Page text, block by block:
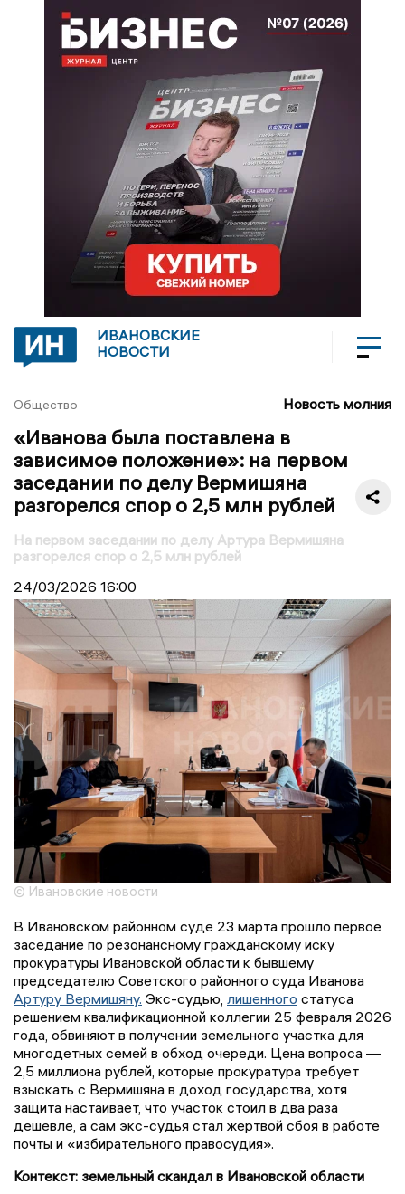
ИВАНОВСКИЕ
НОВОСТИ
Общество Новость молния
«Иванова была поставлена в
зависимое положение»: на первом
заседании по делу Вермишяна
разгорелся спор о 2,5 млн рублей
На первом заседании по делу Артура Вермишяна
разгорелся спор о 2,5 млн рублей
24/03/2026 16:00
© Ивановские новости
В Ивановском районном суде 23 марта прошло первое
заседание по резонансному гражданскому иску
прокуратуры Ивановской области к бывшему
председателю Советского районного суда Иванова
Артуру Вермишяну. Экс-судью, лишенного статуса
решением квалификационной коллегии 25 февраля 2026
года, обвиняют в получении земельного участка для
многодетных семей в обход очереди. Цена вопроса —
2,5 миллиона рублей, которые прокуратура требует
взыскать с Вермишяна в доход государства, хотя
защита настаивает, что участок стоил в два раза
дешевле, а сам экс-судья стал жертвой сбоя в работе
почты и «избирательного правосудия».
Контекст: земельный скандал в Ивановской области